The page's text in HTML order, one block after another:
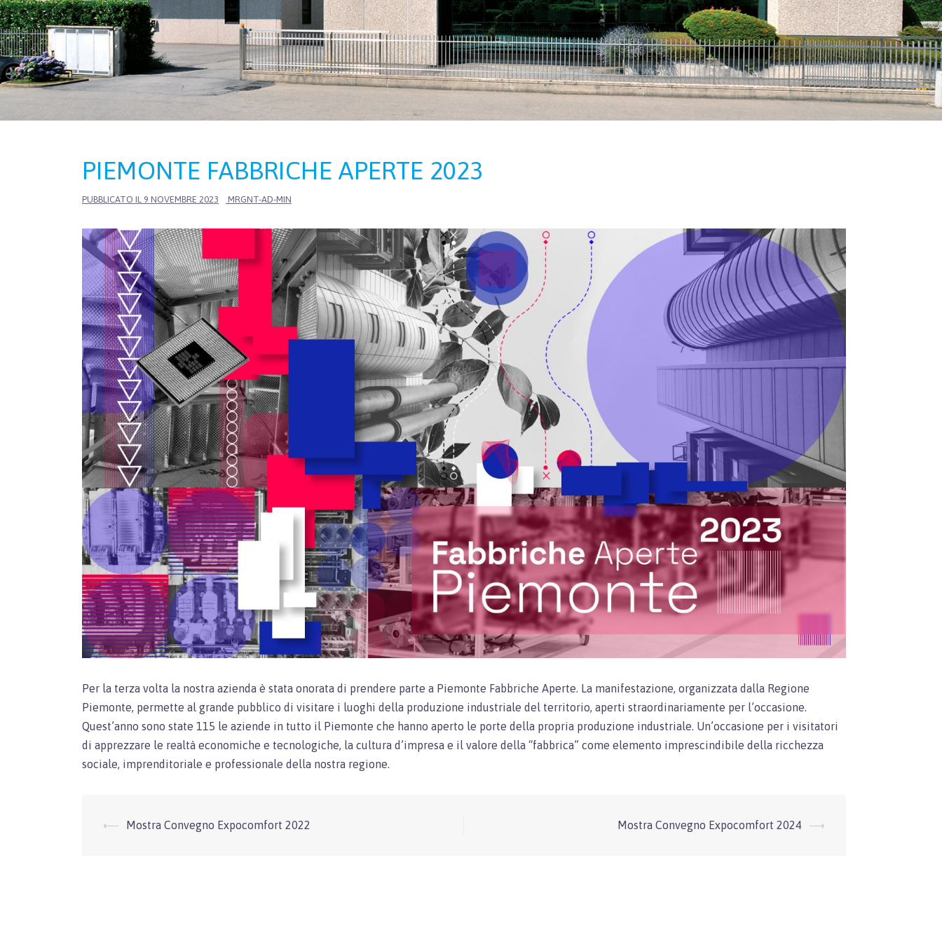
PIEMONTE FABBRICHE APERTE 2023
PUBBLICATO IL 9 NOVEMBRE 2023 MRGNT-AD-MIN
Per la terza volta la nostra azienda è stata onorata di prendere parte a Piemonte Fabbriche Aperte. La manifestazione, organizzata dalla Regione
Piemonte, permette al grande pubblico di visitare i luoghi della produzione industriale del territorio, aperti straordinariamente per l’occasione.
Quest’anno sono state 115 le aziende in tutto il Piemonte che hanno aperto le porte della propria produzione industriale. Un’occasione per i visitatori
di apprezzare le realtà economiche e tecnologiche, la cultura d’impresa e il valore della “fabbrica” come elemento imprescindibile della ricchezza
sociale, imprenditoriale e professionale della nostra regione.
Navigazione
⟵ Mostra Convegno Expocomfort 2022 Mostra Convegno Expocomfort 2024 ⟶